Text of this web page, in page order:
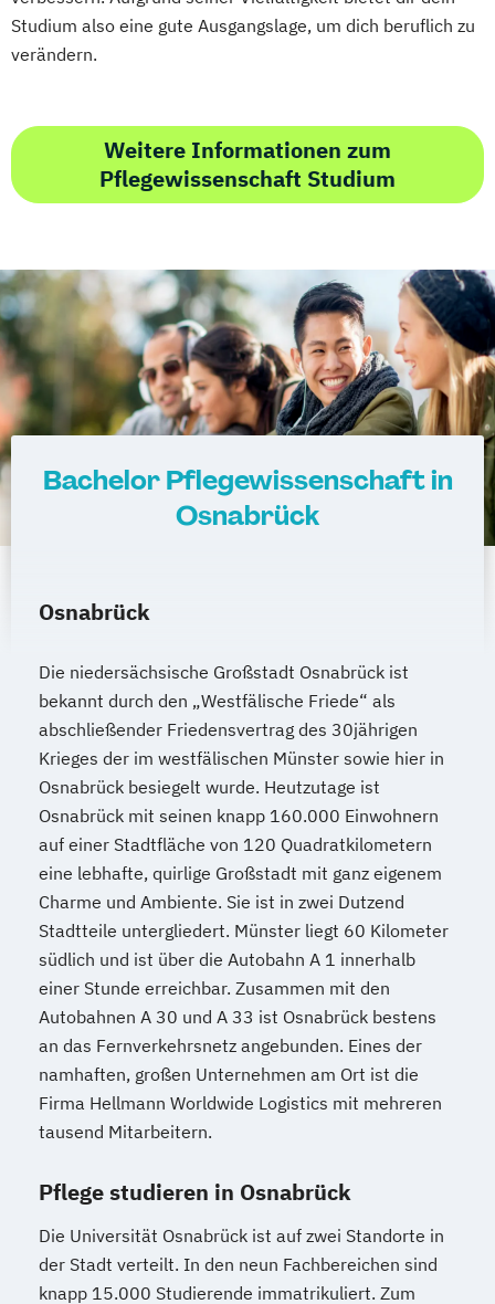
Studium also eine gute Ausgangslage, um dich beruflich zu
verändern.
Weitere Informationen zum
Pflegewissenschaft Studium
Bachelor Pflegewissenschaft in
Osnabrück
Osnabrück
Die niedersächsische Großstadt Osnabrück ist
bekannt durch den „Westfälische Friede“ als
abschließender Friedensvertrag des 30jährigen
Krieges der im westfälischen Münster sowie hier in
Osnabrück besiegelt wurde. Heutzutage ist
Osnabrück mit seinen knapp 160.000 Einwohnern
auf einer Stadtfläche von 120 Quadratkilometern
eine lebhafte, quirlige Großstadt mit ganz eigenem
Charme und Ambiente. Sie ist in zwei Dutzend
Stadtteile untergliedert. Münster liegt 60 Kilometer
südlich und ist über die Autobahn A 1 innerhalb
einer Stunde erreichbar. Zusammen mit den
Autobahnen A 30 und A 33 ist Osnabrück bestens
an das Fernverkehrsnetz angebunden. Eines der
namhaften, großen Unternehmen am Ort ist die
Firma Hellmann Worldwide Logistics mit mehreren
tausend Mitarbeitern.
Pflege studieren in Osnabrück
Die Universität Osnabrück ist auf zwei Standorte in
der Stadt verteilt. In den neun Fachbereichen sind
knapp 15.000 Studierende immatrikuliert. Zum